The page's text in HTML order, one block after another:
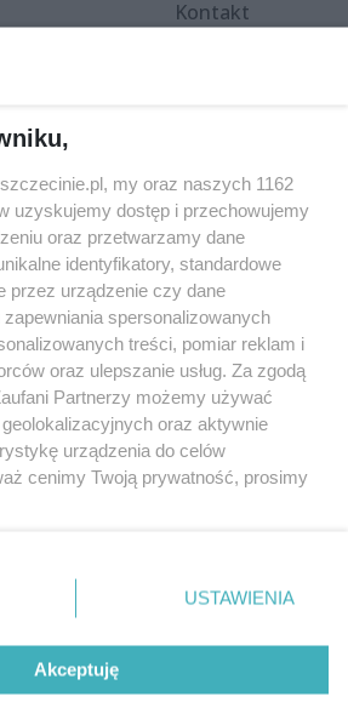
Kontakt
Specjalny koncert z okazji
20. urodzin portalu
wSzczecinie.pl
Regulamin konkursów
śniadaniówka "Hej
Szczecin! Jest piątek!"
wSzczecinie.pl
Created by GOD
my oraz naszych 1162
uzyskujemy dostęp i przechowujemy
oraz przetwarzamy dane
identyfikatory, standardowe
przez urządzenie czy dane
spersonalizowanych
treści, pomiar reklam i
oraz ulepszanie usług. Za zgodą
Partnerzy możemy używać
oraz aktywnie
urządzenia do celów
cenimy Twoją prywatność, prosimy
się w lewym dolnym rogu strony
przetwarzania danych nie wymagają
Preferencje będą miały
tej witrynie.
USTAWIENIA
Akceptuję